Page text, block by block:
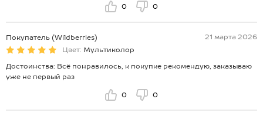
0 0
Покупатель (Wildberries)
21 марта 2026
Цвет: Мультиколор
Достоинства: Всё понравилось, к покупке рекомендую, заказываю
уже не первый раз
0 0